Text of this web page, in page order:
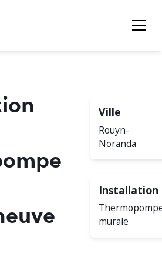
Ville
Rouyn-
Noranda
Installation
murale